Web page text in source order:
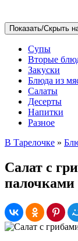
Показать/Скрыть
Супы
Вторые
Закуски
Блюда из
Салаты
Десерты
Напитки
Разное
В Тарелочке »
Салат с
палочками